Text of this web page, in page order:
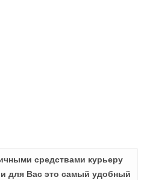
средствами курьеру
для Вас это самый удобный